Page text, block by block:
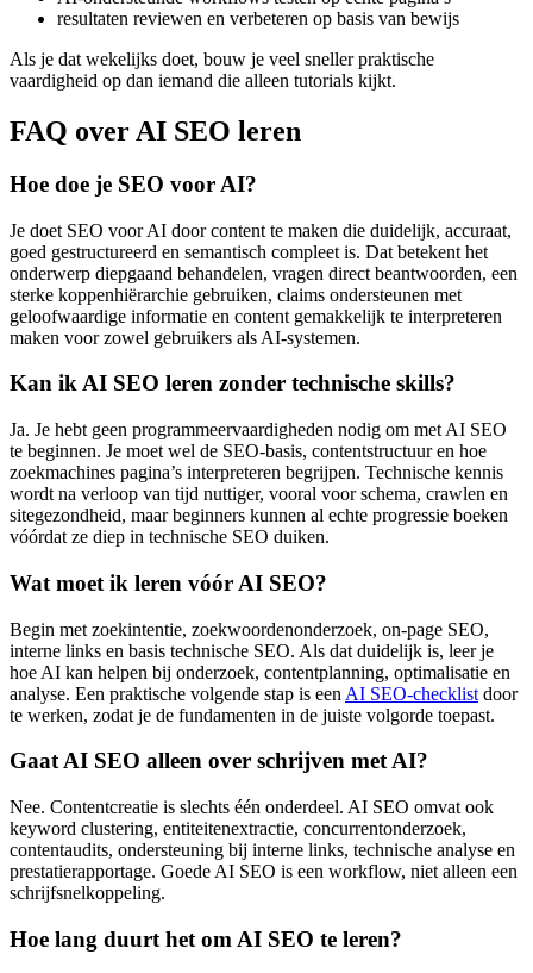
resultaten reviewen en verbeteren op basis van bewijs
Als je dat wekelijks doet, bouw je veel sneller praktische
vaardigheid op dan iemand die alleen tutorials kijkt.
FAQ over AI SEO leren
Hoe doe je SEO voor AI?
Je doet SEO voor AI door content te maken die duidelijk, accuraat,
goed gestructureerd en semantisch compleet is. Dat betekent het
onderwerp diepgaand behandelen, vragen direct beantwoorden, een
sterke koppenhiërarchie gebruiken, claims ondersteunen met
geloofwaardige informatie en content gemakkelijk te interpreteren
maken voor zowel gebruikers als AI-systemen.
Kan ik AI SEO leren zonder technische skills?
Ja. Je hebt geen programmeervaardigheden nodig om met AI SEO
te beginnen. Je moet wel de SEO-basis, contentstructuur en hoe
zoekmachines pagina’s interpreteren begrijpen. Technische kennis
wordt na verloop van tijd nuttiger, vooral voor schema, crawlen en
sitegezondheid, maar beginners kunnen al echte progressie boeken
vóórdat ze diep in technische SEO duiken.
Wat moet ik leren vóór AI SEO?
Begin met zoekintentie, zoekwoordenonderzoek, on-page SEO,
interne links en basis technische SEO. Als dat duidelijk is, leer je
hoe AI kan helpen bij onderzoek, contentplanning, optimalisatie en
analyse. Een praktische volgende stap is een AI SEO-checklist door
te werken, zodat je de fundamenten in de juiste volgorde toepast.
Gaat AI SEO alleen over schrijven met AI?
Nee. Contentcreatie is slechts één onderdeel. AI SEO omvat ook
keyword clustering, entiteitenextractie, concurrentonderzoek,
contentaudits, ondersteuning bij interne links, technische analyse en
prestatierapportage. Goede AI SEO is een workflow, niet alleen een
schrijfsnelkoppeling.
Hoe lang duurt het om AI SEO te leren?